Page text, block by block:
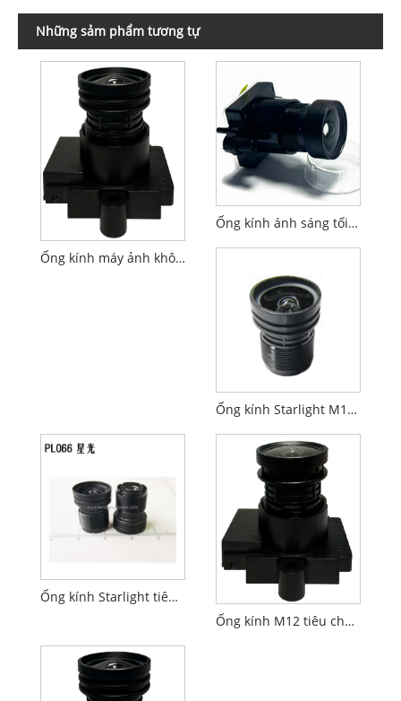
Những sảm phẩm tương tự
Ống kính máy ảnh không người lái AIoT F1.6 4.0mm 1/2.7" M12 FPV PL066
Ống kính ánh sáng tối M12 tiêu chuẩn F1.0 3.26mm 1/2.7"
Ống kính Starlight M12 tiêu chuẩn F1.6 4.0mm 1/2.7"
Ống kính Starlight tiêu chuẩn 4mm 5MP M12 F1.6
Ống kính M12 tiêu chuẩn 2,8mm 1/2,7" PL099